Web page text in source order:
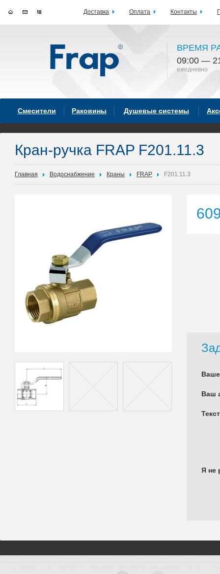
ВРЕМЯ
09:00 —
ежедневно
Смесители Раковины Душевые системы
Кран-ручка FRAP F201.11.3
Главная Водоснабжение Краны FRAP F201.11.3
Ваш
Я не
Доставка Оплата Контакты